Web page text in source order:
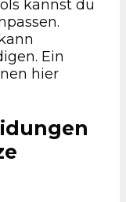
kannst du
Ein
hier